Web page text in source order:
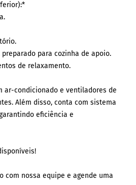
para cozinha de apoio.
de relaxamento.
ar-condicionado e ventiladores de
Além disso, conta com sistema
eficiência e
com nossa equipe e agende uma